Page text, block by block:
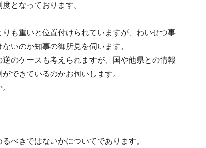
となっております。
も重いと位置付けられていますが、わいせつ事
いのか知事の御所見を伺います。
のケースも考えられますが、国や他県との情報
できているのかお伺いします。
べきではないかについてであります。